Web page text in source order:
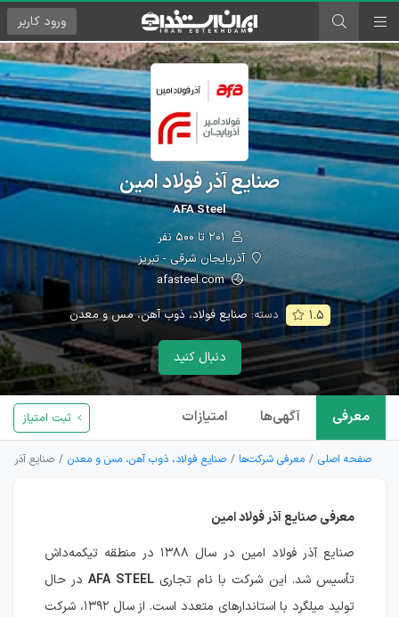
ورود کاربر
صنایع آذر فولاد امین
AFA Steel
آذربایجان شرقی - تبریز
afasteel.com
۱.۵ دسته: صنایع فولاد، ذوب آهن، مس و معدن
دنبال کنید
معرفی آگهی‌ها امتیازات ثبت امتیاز
صفحه اصلی معرفی شرکت‌ها صنایع فولاد، ذوب آهن، مس و معدن صنایع آذر
معرفی صنایع آذر فولاد امین
صنایع آذر فولاد امین در سال ۱۳۸۸ در منطقه تیکمه‌داش
تأسیس شد. این شرکت با نام تجاریAFA STEELدر حال
تولید میلگرد با استاندارهای متعدد است. از سال ۱۳۹۲، شرکت